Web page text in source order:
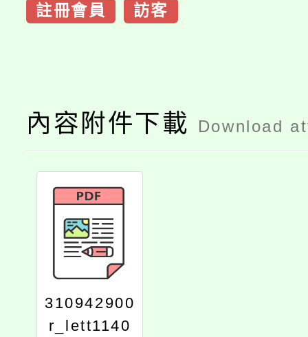
註冊會員 訪客
內容附件下載 Download
310942900
r_lett1140